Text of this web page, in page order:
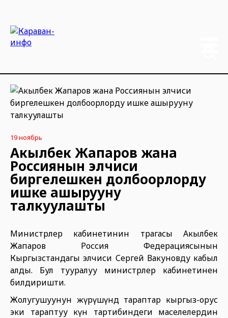
19 ноябрь
Акылбек Жапаров жана
Россиянын элчиси
биргелешкен долбоорлорду
ишке ашырууну
талкуулашты
Министрлер кабинетинин төрагасы Акылбек
Жапаров Россия Федерациясынын
Кыргызстандагы элчиси Сергей Вакуновду кабыл
алды. Бул тууралуу министрлер кабинетинен
билдиришти.
Жолугушуунун жүрүшүндө тараптар кыргыз-орус
эки тараптуу күн тартибиндеги маселелердин